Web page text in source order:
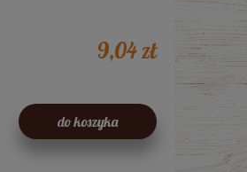
9,04 zł
do koszyka